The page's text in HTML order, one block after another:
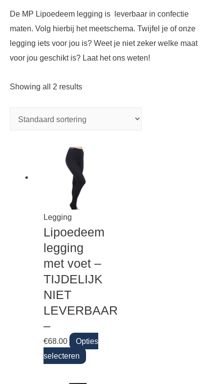
De MP Lipoedeem legging is leverbaar in confectie
maten. Volg hierbij het meetschema. Twijfel je of onze
legging iets voor jou is? Weet je niet zeker welke maat
voor jou geschikt is? Laat het ons weten!
Showing all 2 results
Legging
Lipoedeem
legging
met voet –
TIJDELIJK
NIET
LEVERBAAR
–
€68.00
Opties
selecteren